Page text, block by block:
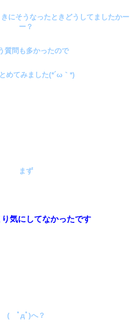
にそうなったときどうしてましたかー
ー？
質問も多かったので
めてみました(*´ω｀*)
まず
気にしてなかったです
( ﾟдﾟ)へ？